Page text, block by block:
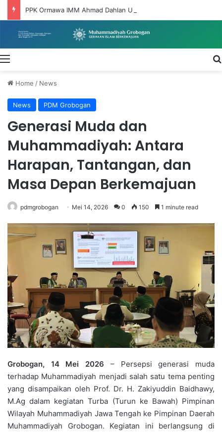
Menu
Home / News
News PDM Grobogan
Generasi Muda dan
Muhammadiyah: Antara
Harapan, Tantangan, dan
Masa Depan Berkemajuan
pdmgrobogan Mei 14, 2026 0 150 1 minute read
Grobogan, 14 Mei 2026 – Persepsi generasi muda
terhadap Muhammadiyah menjadi salah satu tema penting
yang disampaikan oleh Prof. Dr. H. Zakiyuddin Baidhawy,
M.Ag dalam kegiatan Turba (Turun ke Bawah) Pimpinan
Wilayah Muhammadiyah Jawa Tengah ke Pimpinan Daerah
Muhammadiyah Grobogan. Kegiatan ini berlangsung di